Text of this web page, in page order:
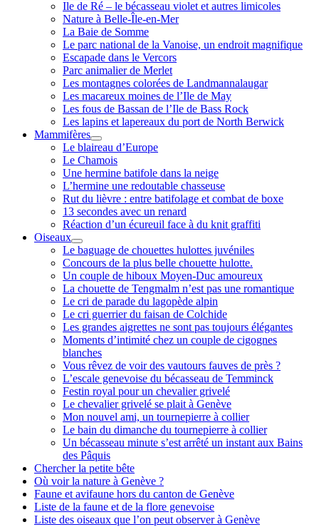
Ile de Ré – le bécasseau violet et autres limicoles
Nature à Belle-Île-en-Mer
La Baie de Somme
Le parc national de la Vanoise, un endroit magnifique
Escapade dans le Vercors
Parc animalier de Merlet
Les montagnes colorées de Landmannalaugar
Les macareux moines de l’Ile de May
Les fous de Bassan de l’Ile de Bass Rock
Les lapins et lapereaux du port de North Berwick
Mammifères
ouvrir
menu
Le blaireau d’Europe
Le Chamois
Une hermine batifole dans la neige
L’hermine une redoutable chasseuse
Rut du lièvre : entre batifolage et combat de boxe
13 secondes avec un renard
Réaction d’un écureuil face à du knit graffiti
Oiseaux
ouvrir
menu
Le baguage de chouettes hulottes juvéniles
Concours de la plus belle chouette hulotte.
Un couple de hiboux Moyen-Duc amoureux
La chouette de Tengmalm n’est pas une romantique
Le cri de parade du lagopède alpin
Le cri guerrier du faisan de Colchide
Les grandes aigrettes ne sont pas toujours élégantes
Moments d’intimité chez un couple de cigognes
blanches
Vous rêvez de voir des vautours fauves de près ?
L’escale genevoise du bécasseau de Temminck
Festin royal pour un chevalier grivelé
Le chevalier grivelé se plait à Genève
Mon nouvel ami, un tournepierre à collier
Le bain du dimanche du tournepierre à collier
Un bécasseau minute s’est arrêté un instant aux Bains
des Pâquis
Chercher la petite bête
Où voir la nature à Genève ?
Faune et avifaune hors du canton de Genève
Liste de la faune et de la flore genevoise
Liste des oiseaux que l’on peut observer à Genève